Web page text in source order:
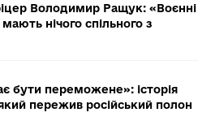
Володимир Ращук: «Воєнні
нічого спільного з
бути переможене»: історія
пережив російський полон